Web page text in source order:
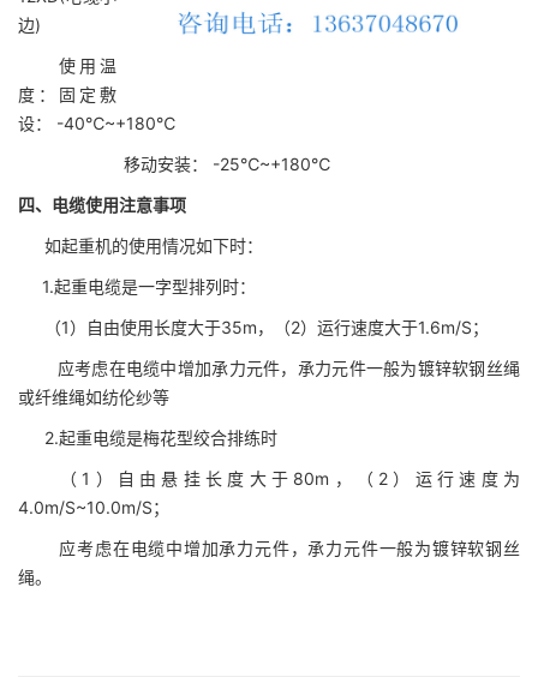
边)
使用温
度：固定敷
设： -40℃~+180℃
移动安装： -25℃~+180℃
四、电缆使用注意事项
如起重机的使用情况如下时：
1.起重电缆是一字型排列时：
（1）自由使用长度大于35m，（2）运行速度大于1.6m/S；
应考虑在电缆中增加承力元件，承力元件一般为镀锌软钢丝绳
或纤维绳如纺伦纱等
2.起重电缆是梅花型绞合排练时
（1）自由悬挂长度大于80m，（2）运行速度为
4.0m/S~10.0m/S；
应考虑在电缆中增加承力元件，承力元件一般为镀锌软钢丝
绳。